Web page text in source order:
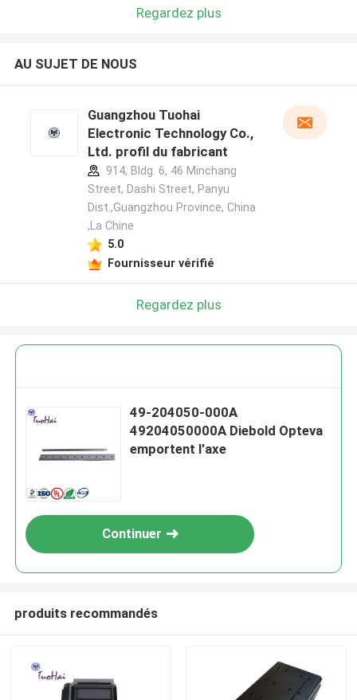
Regardez plus
AU SUJET DE NOUS
Guangzhou Tuohai
Electronic Technology Co.,
Ltd. profil du fabricant
914, Bldg. 6, 46 Minchang
Street, Dashi Street, Panyu
Dist.,Guangzhou Province, China
,La Chine
5.0
Fournisseur vérifié
Regardez plus
49-204050-000A
49204050000A Diebold Opteva
emportent l'axe
Continuer
produits recommandés